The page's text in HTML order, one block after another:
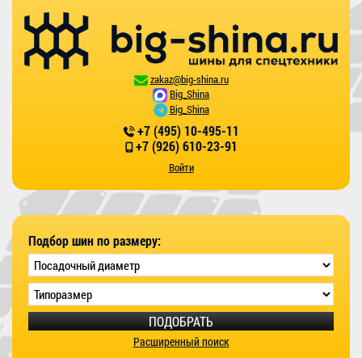
zakaz@big-shina.ru
Big_Shina
Big_Shina
+7 (495) 10-495-11
+7 (926) 610-23-91
Войти
Подбор шин по размеру:
ПОДОБРАТЬ
Расширенный поиск